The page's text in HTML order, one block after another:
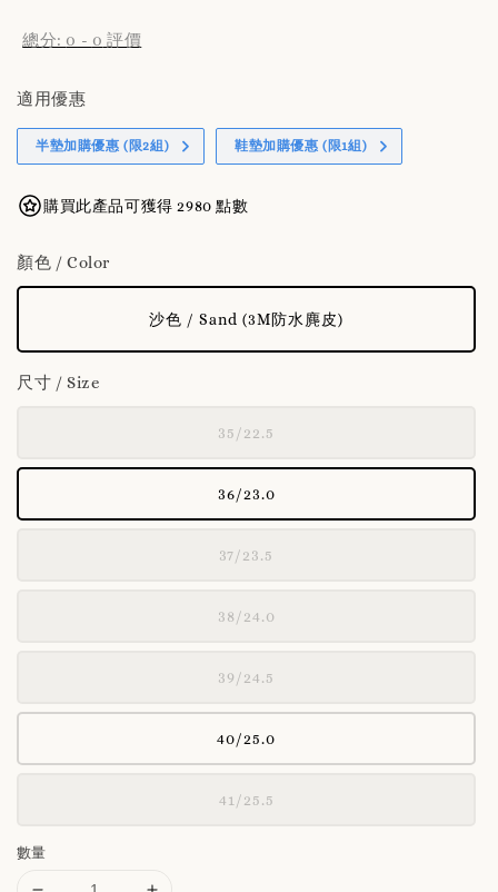
總分: 0 - 0 評價
適用優惠
半墊加購優惠 (限2組) 鞋墊加購優惠 (限1組)
購買此產品可獲得 2980 點數
顏色 / Color
沙色 / Sand (3M防水麂皮)
尺寸 / Size
35/22.5
36/23.0
37/23.5
38/24.0
39/24.5
40/25.0
41/25.5
數量